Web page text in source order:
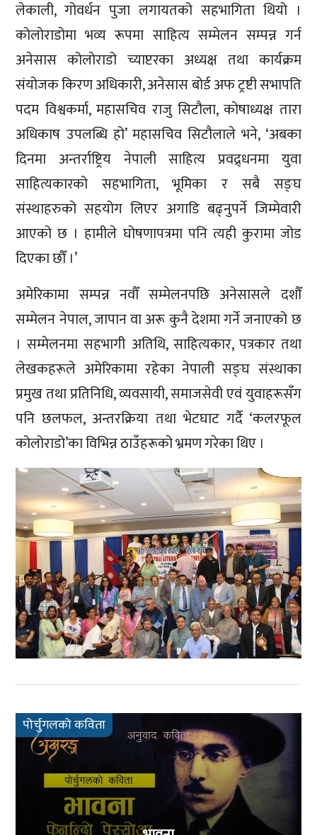
लेकाली, गोवर्धन पुजा लगायतको सहभागिता थियो ।
कोलोराडोमा भव्य रूपमा साहित्य सम्मेलन सम्पन्न गर्न
अनेसास कोलोराडो च्याप्टरका अध्यक्ष तथा कार्यक्रम
संयोजक किरण अधिकारी, अनेसास बोर्ड अफ ट्रष्टी सभापति
पदम विश्वकर्मा, महासचिव राजु सिटौला, कोषाध्यक्ष तारा
अधिकाष उपलब्धि हो’ महासचिव सिटौलाले भने, ‘अबका
दिनमा अन्तर्राष्ट्रिय नेपाली साहित्य प्रवद्र्धनमा युवा
साहित्यकारको सहभागिता, भूमिका र सबै सङ्घ
संस्थाहरुको सहयोग लिएर अगाडि बढ्नुपर्ने जिम्मेवारी
आएको छ । हामीले घोषणापत्रमा पनि त्यही कुरामा जोड
दिएका छौँ ।’
अमेरिकामा सम्पन्न नवौँ सम्मेलनपछि अनेसासले दशौँ
सम्मेलन नेपाल, जापान वा अरू कुनै देशमा गर्ने जनाएको छ
। सम्मेलनमा सहभागी अतिथि, साहित्यकार, पत्रकार तथा
लेखकहरूले अमेरिकामा रहेका नेपाली सङ्घ संस्थाका
प्रमुख तथा प्रतिनिधि, व्यवसायी, समाजसेवी एवं युवाहरूसँग
पनि छलफल, अन्तरक्रिया तथा भेटघाट गर्दै ‘कलरफूल
कोलोराडो’का विभिन्न ठाउँहरूको भ्रमण गरेका थिए ।
पोर्चुगलको कविता